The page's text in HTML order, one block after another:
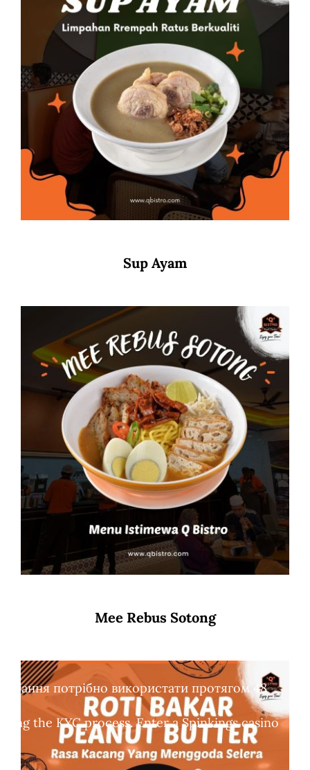
Sup Ayam
Mee Rebus Sotong
потрібно використати протягом 48
the KYC process. Enter a Spinkings casino